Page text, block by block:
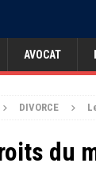
AVOCAT
DIVORCE
du